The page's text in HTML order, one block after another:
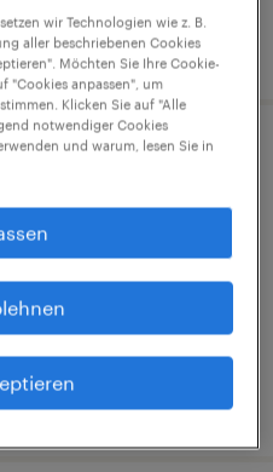
(m/w/d)
wir Technologien wie z. B.
aller beschriebenen Cookies
Möchten Sie Ihre Cookie-
"Cookies anpassen", um
Klicken Sie auf "Alle
notwendiger Cookies
und warum, lesen Sie in